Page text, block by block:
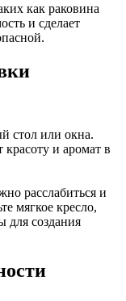
как раковина
и сделает
стол или окна.
красоту и аромат в
расслабиться и
мягкое кресло,
для создания